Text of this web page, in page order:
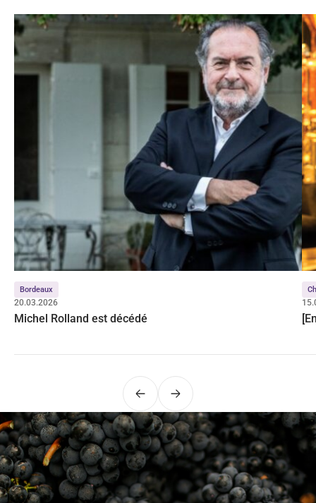
Bordeaux
20.03.2026
Michel Rolland est décédé
PrécédentSuivant